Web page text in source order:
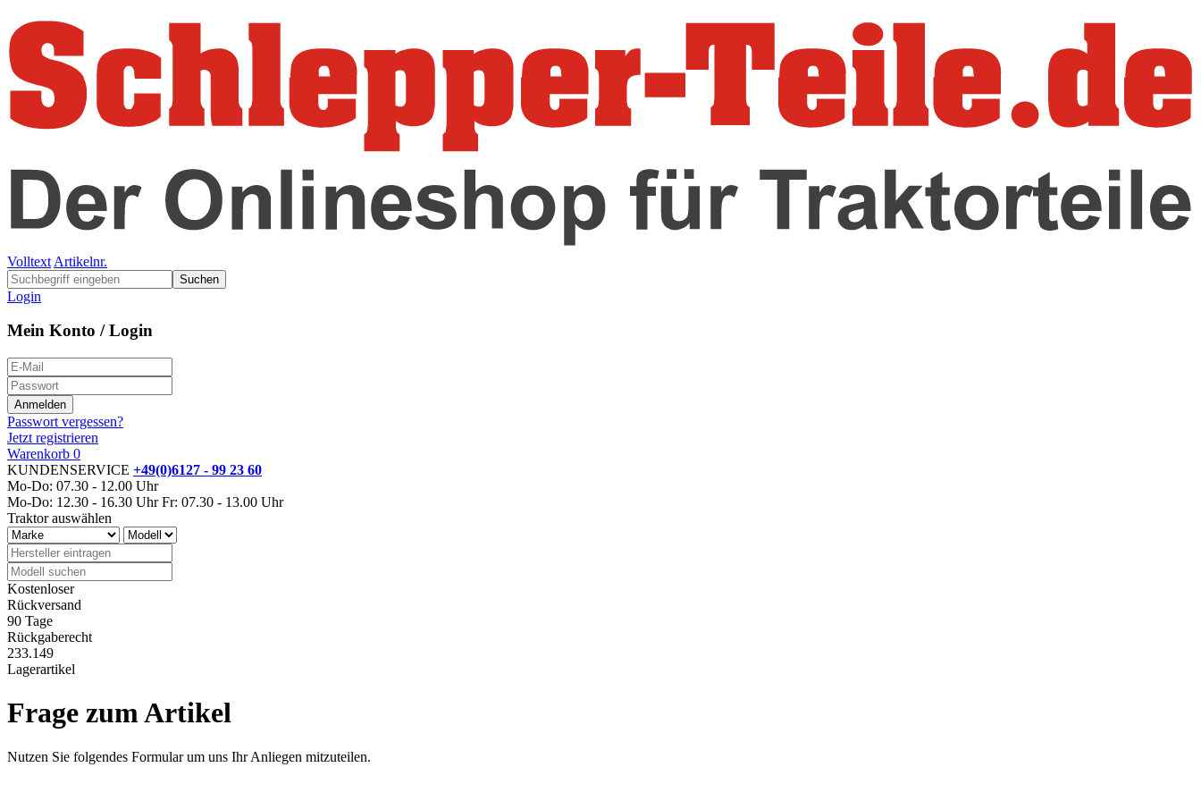
Volltext Artikelnr.
Suchen
Login
Mein Konto / Login
Passwort vergessen?
Jetzt registrieren
Warenkorb 0
KUNDENSERVICE +49(0)6127 - 99 23 60
Mo-Do: 07.30 - 12.00 Uhr
Mo-Do: 12.30 - 16.30 Uhr Fr: 07.30 - 13.00 Uhr
Traktor auswählen
Kostenloser
Rückversand
90 Tage
Rückgaberecht
233.149
Lagerartikel
Frage zum Artikel
Nutzen Sie folgendes Formular um uns Ihr Anliegen mitzuteilen.